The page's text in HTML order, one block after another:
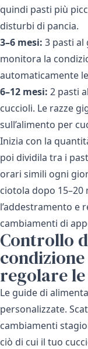
quindi pasti più
disturbi di pancia.
3–6 mesi: 3 pasti al
monitora la
automaticamente
6–12 mesi: 2 pasti
cuccioli. Le razze
sull’alimento per
Inizia con la
poi dividila tra i
orari simili ogni
ciotola dopo
l’addestramento e
cambiamenti di
Controllo
regolare
Le guide di
personalizzate.
cambiamenti
ciò di cui il tuo